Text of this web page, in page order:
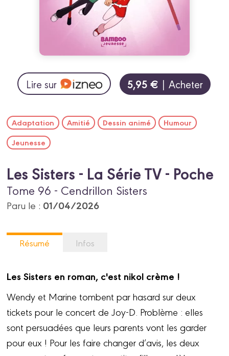
Lire sur 5,95 € | Acheter
Adaptation Amitié Dessin animé
Humour
Jeunesse
Les Sisters - La Série TV - Poche
Tome 96 - Cendrillon Sisters
Paru le : 01/04/2026
Résumé Infos
Les Sisters en roman, c'est nikol crème !
Wendy et Marine tombent par hasard sur deux
tickets pour le concert de Joy-D. Problème : elles
sont persuadées que leurs parents vont les garder
pour eux ! Pour les faire changer d’avis, les deux